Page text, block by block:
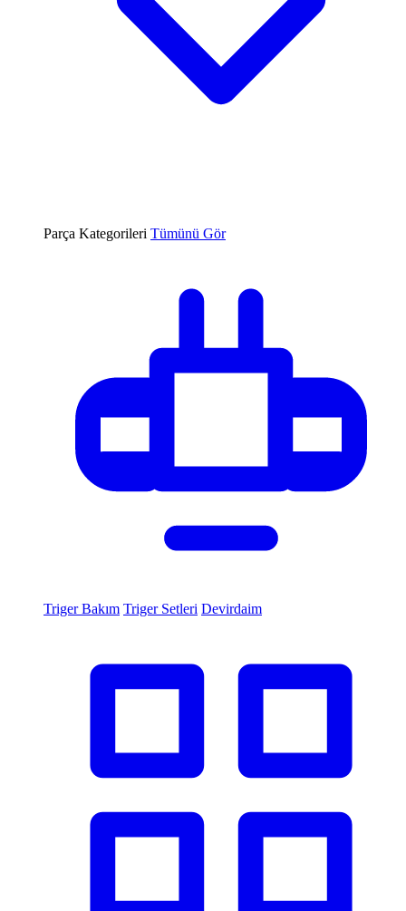
Parça Kategorileri Tümünü Gör
Triger Bakım Triger Setleri Devirdaim